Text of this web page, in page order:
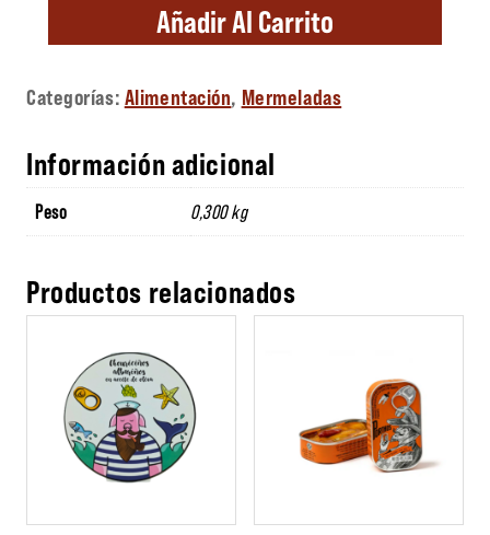
Añadir Al Carrito
Categorías: Alimentación, Mermeladas
Información adicional
Peso 0,300 kg
Productos relacionados